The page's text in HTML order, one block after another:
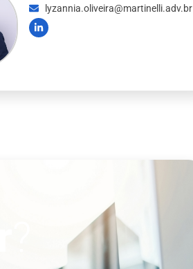
lyzannia.oliveira@martinelli.adv.br